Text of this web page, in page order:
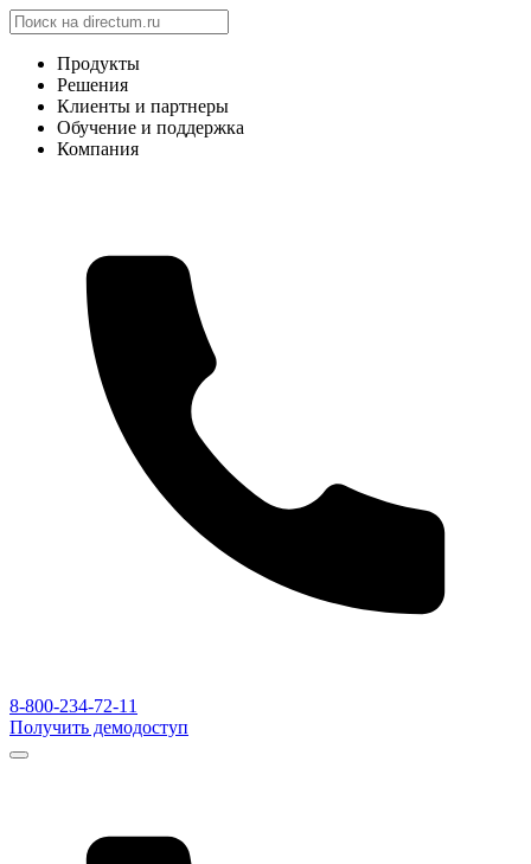
Продукты
Решения
Клиенты и партнеры
Обучение и поддержка
Компания
8-800-234-72-11
Получить демодоступ